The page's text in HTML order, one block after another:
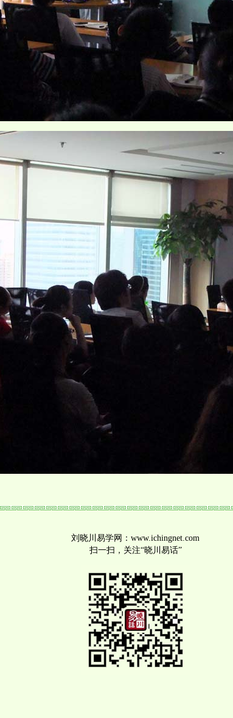
刘晓川易学网：www.ichingnet.com
扫一扫，关注“晓川易话”